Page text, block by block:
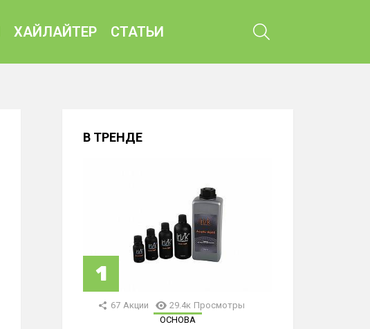
ХАЙЛАЙТЕР СТАТЬИ
В ТРЕНДЕ
67 Акции 29.4к Просмотры
ОСНОВА